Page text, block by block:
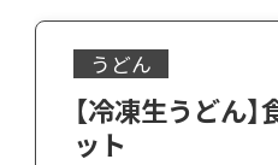
うどん
【冷凍生うどん
ット